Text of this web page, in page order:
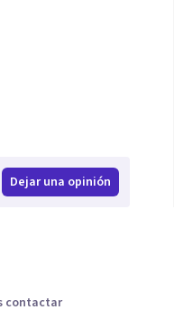
Dejar una opinión
contactar